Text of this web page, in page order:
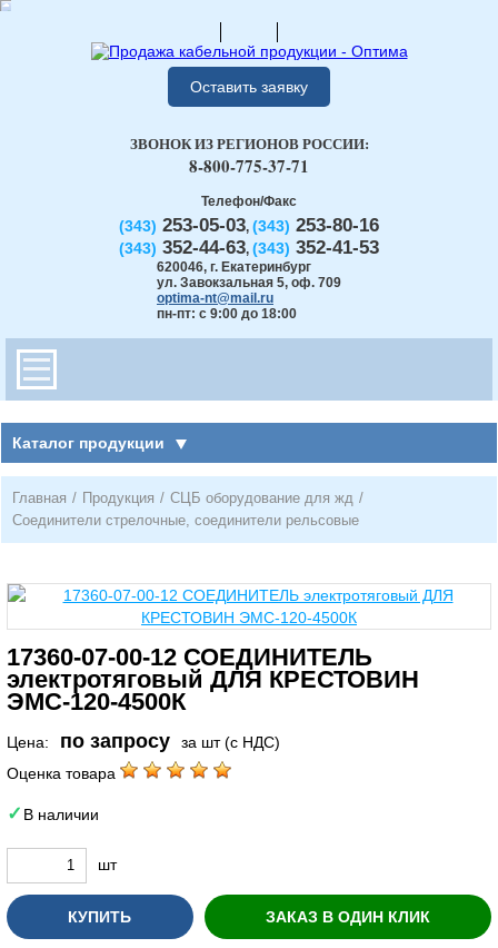
Оставить заявку
Телефон/Факс
(343) 253-05-03, (343) 253-80-16
(343) 352-44-63, (343) 352-41-53
620046, г. Екатеринбург
ул. Завокзальная 5, оф. 709
optima-nt@mail.ru
пн-пт: с 9:00 до 18:00
ЗВОНОК ИЗ РЕГИОНОВ РОССИИ:
8-800-775-37-71
Каталог продукции
Главная / Продукция / СЦБ оборудование для жд /
Соединители стрелочные, соединители рельсовые
17360-07-00-12 СОЕДИНИТЕЛЬ
электротяговый ДЛЯ КРЕСТОВИН
ЭМС-120-4500К
Цена: по запросу
за шт (с НДС)
Оценка товара
В наличии
шт
КУПИТЬ ЗАКАЗ В ОДИН КЛИК